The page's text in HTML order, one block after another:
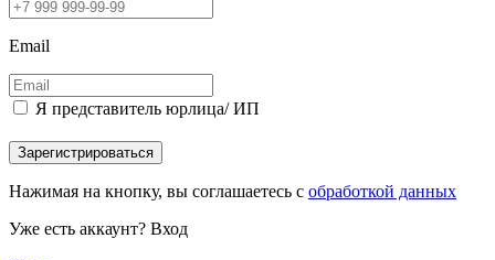
Email
Я представитель юрлица/ ИП
Зарегистрироваться
Нажимая на кнопку, вы соглашаетесь с обработкой данных
Уже есть аккаунт? Вход